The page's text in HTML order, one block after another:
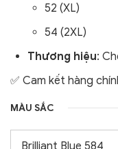
52 (XL)
54 (2XL)
Thương hiệu:
✅ Cam kết hàng
MÀU SẮC